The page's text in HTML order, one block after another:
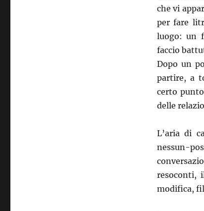
che vi
per fare
luogo: un
faccio
Dopo un
partire, a
certo
delle
L’aria di
nessun-
resoconti,
modifica,